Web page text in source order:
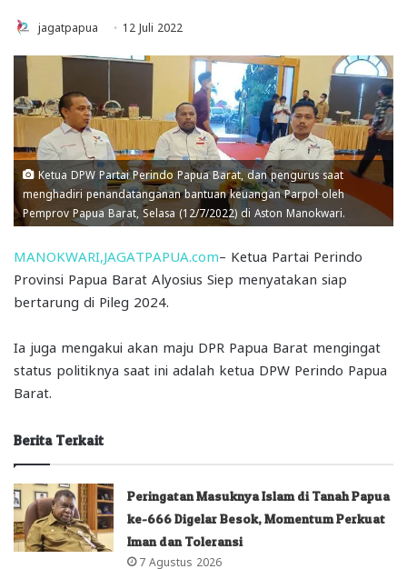
jagatpapua 12 Juli 2022
Ketua DPW Partai Perindo Papua Barat, dan pengurus saat
menghadiri penandatanganan bantuan keuangan Parpol oleh
Pemprov Papua Barat, Selasa (12/7/2022) di Aston Manokwari.
MANOKWARI,JAGATPAPUA.com– Ketua Partai Perindo
Provinsi Papua Barat Alyosius Siep menyatakan siap
bertarung di Pileg 2024.
Ia juga mengakui akan maju DPR Papua Barat mengingat
status politiknya saat ini adalah ketua DPW Perindo Papua
Barat.
Berita Terkait
Peringatan Masuknya Islam di Tanah Papua
ke-666 Digelar Besok, Momentum Perkuat
Iman dan Toleransi
7 Agustus 2026